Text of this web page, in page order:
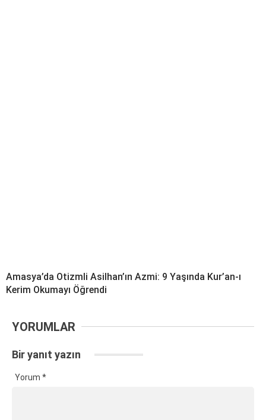
Amasya’da Otizmli Asilhan’ın Azmi: 9 Yaşında Kur’an-ı
Kerim Okumayı Öğrendi
YORUMLAR
Bir yanıt yazın
Yorum *